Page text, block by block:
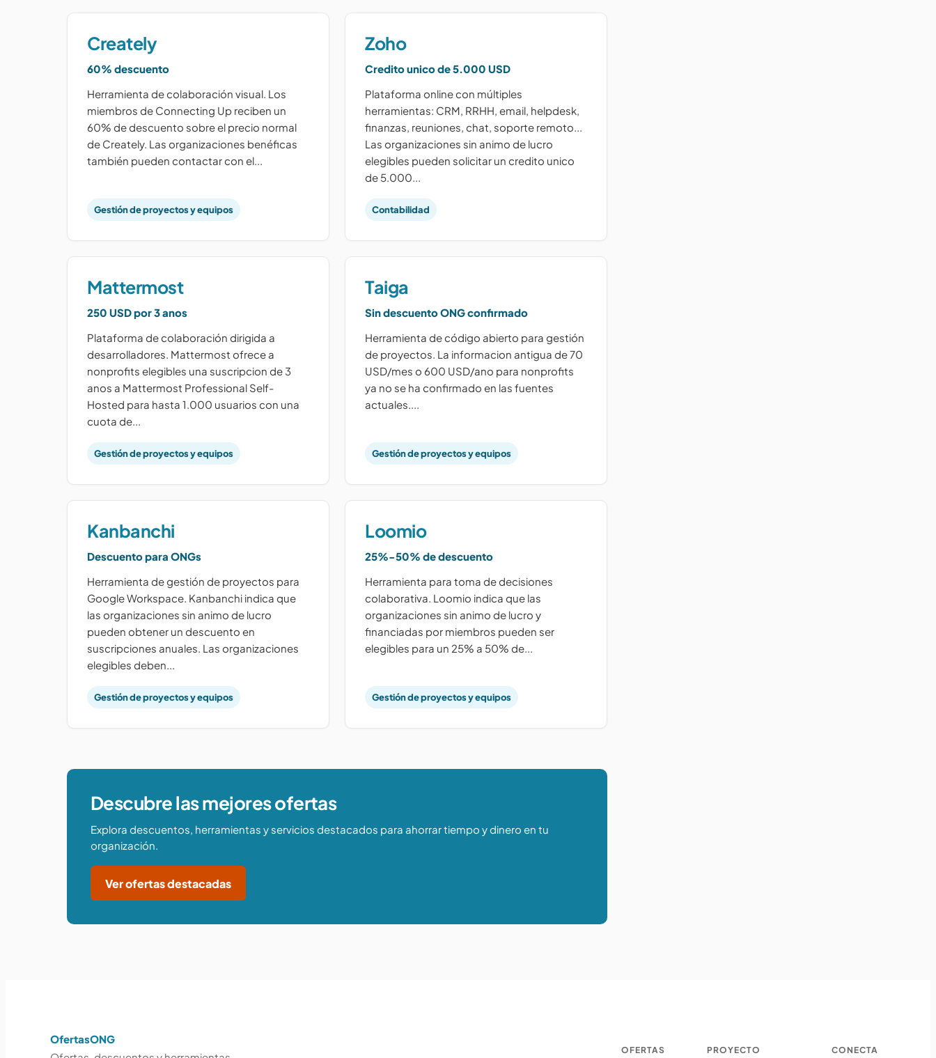
Creately
60% descuento
Herramienta de colaboración visual. Los
miembros de Connecting Up reciben un
60% de descuento sobre el precio normal
de Creately. Las organizaciones benéficas
también pueden contactar con el...
Gestión de proyectos y equipos
Zoho
Credito unico de 5.000 USD
Plataforma online con múltiples
herramientas: CRM, RRHH, email, helpdesk,
finanzas, reuniones, chat, soporte remoto...
Las organizaciones sin animo de lucro
elegibles pueden solicitar un credito unico
de 5.000...
Contabilidad
Mattermost
250 USD por 3 anos
Plataforma de colaboración dirigida a
desarrolladores. Mattermost ofrece a
nonprofits elegibles una suscripcion de 3
anos a Mattermost Professional Self-
Hosted para hasta 1.000 usuarios con una
cuota de...
Gestión de proyectos y equipos
Taiga
Sin descuento ONG confirmado
Herramienta de código abierto para gestión
de proyectos. La informacion antigua de 70
USD/mes o 600 USD/ano para nonprofits
ya no se ha confirmado en las fuentes
actuales....
Gestión de proyectos y equipos
Kanbanchi
Descuento para ONGs
Herramienta de gestión de proyectos para
Google Workspace. Kanbanchi indica que
las organizaciones sin animo de lucro
pueden obtener un descuento en
suscripciones anuales. Las organizaciones
elegibles deben...
Gestión de proyectos y equipos
Loomio
25%-50% de descuento
Herramienta para toma de decisiones
colaborativa. Loomio indica que las
organizaciones sin animo de lucro y
financiadas por miembros pueden ser
elegibles para un 25% a 50% de...
Gestión de proyectos y equipos
Descubre las mejores ofertas
Explora descuentos, herramientas y servicios destacados para ahorrar tiempo y dinero en tu
organización.
Ver ofertas destacadas
OfertasONG
OFERTAS PROYECTO CONECTA